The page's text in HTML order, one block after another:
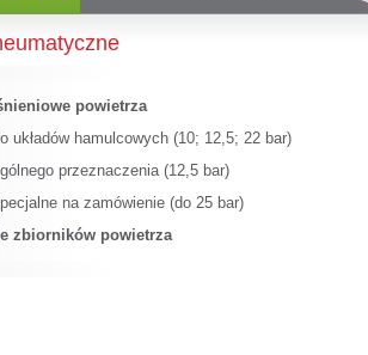
powietrza
układów hamulcowych (10; 12,5; 22 bar)
przeznaczenia (12,5 bar)
na zamówienie (do 25 bar)
zbiorników powietrza